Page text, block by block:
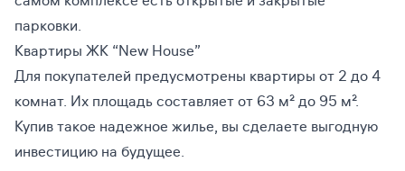
парковки.
Квартиры ЖК “New House”
Для покупателей предусмотрены квартиры от 2 до 4
комнат. Их площадь составляет от 63 м² до 95 м².
Купив такое надежное жилье, вы сделаете выгодную
инвестицию на будущее.